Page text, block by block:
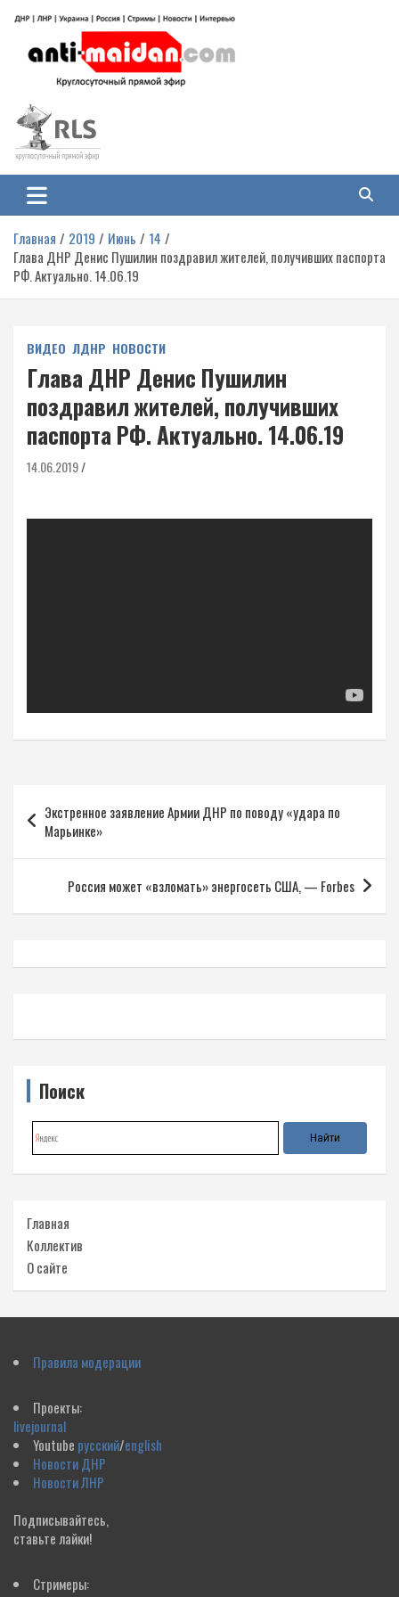
содержимому
Антимайдан: Гражданская война
на Украине
гражданской войне на Украине, включая события в Новороссии, ДНР,
ЛНР и других регионах.
Главная 2019 Июнь
14
Глава ДНР Денис Пушилин поздравил жителей, получивших паспорта
РФ. Актуально. 14.06.19
ВИДЕО ЛДНР НОВОСТИ
Глава ДНР Денис Пушилин
поздравил жителей, получивших
паспорта РФ. Актуально. 14.06.19
14.06.2019
по
записям
Экстренное заявление Армии ДНР по поводу «удара по
Марьинке»
Россия может «взломать» энергосеть США, — Forbes
Поиск
Главная
Коллектив
О сайте
Правила модерации
Проекты:
livejournal
Youtube русский/english
Новости ДНР
Новости ЛНР
Подписывайтесь,
ставьте лайки!
Стримеры: